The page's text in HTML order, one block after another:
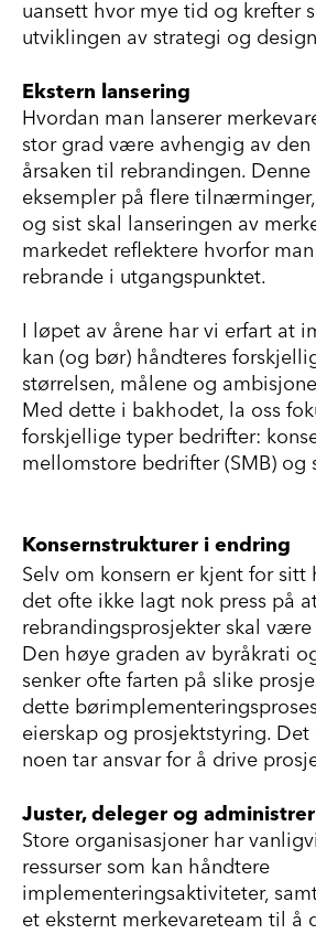
uansett hvor mye tid og krefter
utviklingen av strategi og
Ekstern lansering
Hvordan man lanserer
stor grad være avhengig av den
årsaken til rebrandingen.
eksempler på flere
og sist skal lanseringen av
markedet reflektere hvorfor
rebrande i utgangspunktet.
I løpet av årene har vi erfart at
kan (og bør) håndteres
størrelsen, målene og
Med dette i bakhodet, la oss
forskjellige typer bedrifter:
mellomstore bedrifter (SMB) og
Konsernstrukturer i endring
Selv om konsern er kjent for
det ofte ikke lagt nok press på
rebrandingsprosjekter skal
Den høye graden av byråkrati
senker ofte farten på slike
dette
eierskap og prosjektstyring.
noen tar ansvar for å drive
Juster, deleger og
Store organisasjoner har
ressurser som kan håndtere
implementeringsaktiviteter,
et eksternt merkevareteam til å